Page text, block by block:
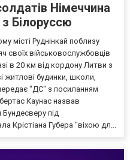
Німеччина
Білоруссю
місті Руднінкай поблизу
своїх військовослужбовців
в 20 км від кордону Литви з
житлові будинки, школи,
"ДС" з посиланням
Каунас назвав
під
Крістіана Губера "віхою дл...